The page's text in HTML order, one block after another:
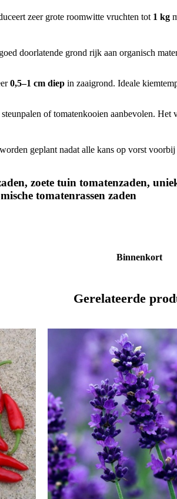
zeer grote roomwitte vruchten tot 1 kg
doorlatende grond rijk aan organisch
0,5–1 cm diep in zaaigrond. Ideale
of tomatenkooien aanbevolen.
geplant nadat alle kans op vorst
zoete tuin tomatenzaden,
tomatenrassen zaden
Binnenkort
Gerelateerde